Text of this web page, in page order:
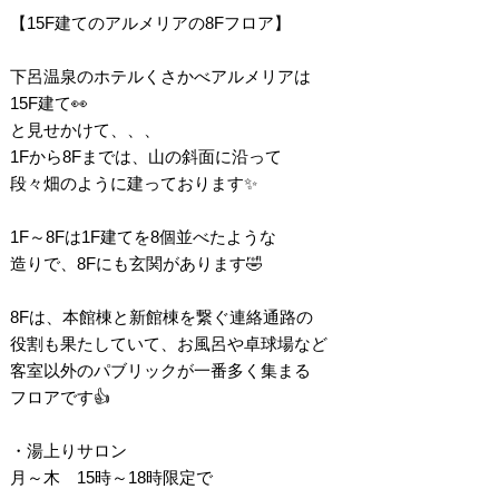
【15F建てのアルメリアの8Fフロア】
下呂温泉のホテルくさかべアルメリアは
15F建て👀
と見せかけて、、、
1Fから8Fまでは、山の斜面に沿って
段々畑のように建っております✨
1F～8Fは1F建てを8個並べたような
造りで、8Fにも玄関があります🤣
8Fは、本館棟と新館棟を繋ぐ連絡通路の
役割も果たしていて、お風呂や卓球場など
客室以外のパブリックが一番多く集まる
フロアです👍
・湯上りサロン
月～木 15時～18時限定で